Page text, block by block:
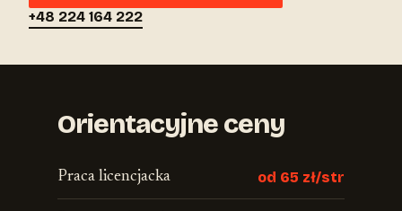
+48 224 164 222
Orientacyjne ceny
Praca licencjacka od 65 zł/str